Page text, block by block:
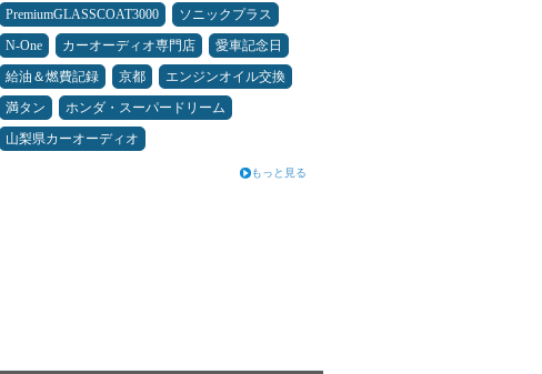
PremiumGLASSCOAT3000
ソニックプラス
N-One
カーオーディオ専門店
愛車記念日
給油＆燃費記録
京都
エンジンオイル交換
満タン
ホンダ・スーパードリーム
山梨県カーオーディオ
もっと見る